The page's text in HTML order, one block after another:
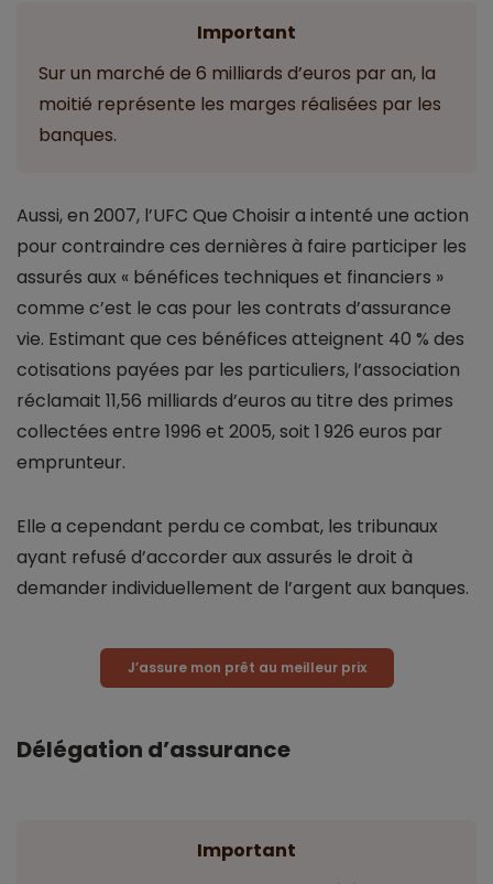
Important
Sur un marché de 6 milliards d’euros par an, la
moitié représente les marges réalisées par les
banques.
Aussi, en 2007, l’UFC Que Choisir a intenté une action
pour contraindre ces dernières à faire participer les
assurés aux « bénéfices techniques et financiers »
comme c’est le cas pour les contrats d’assurance
vie. Estimant que ces bénéfices atteignent 40 % des
cotisations payées par les particuliers, l’association
réclamait 11,56 milliards d’euros au titre des primes
collectées entre 1996 et 2005, soit 1 926 euros par
emprunteur.
Elle a cependant perdu ce combat, les tribunaux
ayant refusé d’accorder aux assurés le droit à
demander individuellement de l’argent aux banques.
J’assure mon prêt au meilleur prix
Délégation d’assurance
Important